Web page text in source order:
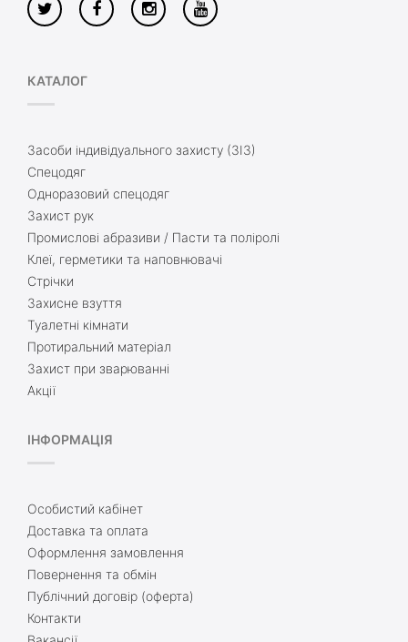
КАТАЛОГ
Засоби індивідуального захисту (ЗІЗ)
Спецодяг
Одноразовий спецодяг
Захист рук
Промислові абразиви / Пасти та поліролі
Клеї, герметики та наповнювачі
Стрічки
Захисне взуття
Туалетні кімнати
Протиральний матеріал
Захист при зварюванні
Акції
ІНФОРМАЦІЯ
Особистий кабінет
Доставка та оплата
Оформлення замовлення
Повернення та обмін
Публічний договір (оферта)
Контакти